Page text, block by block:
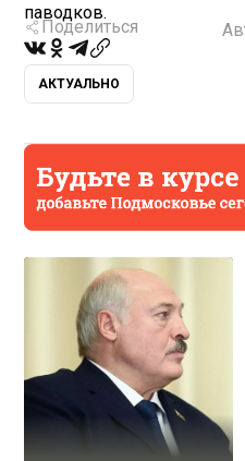
паводков.
Поделиться
АКТУАЛЬНО